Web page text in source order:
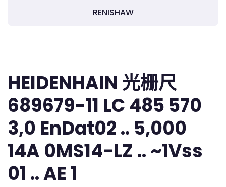
RENISHAW
HEIDENHAIN 光栅尺
689679-11 LC 485 570
3,0 EnDat02 .. 5,000
14A 0MS14-LZ .. ~1Vss
01 .. AE 1